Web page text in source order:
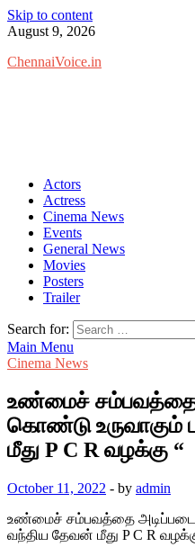
Skip to content
August 9, 2026
ChennaiVoice.in
Actors
Actress
Cinema News
Events
General News
Movies
Posters
Trailer
Search for:
Main Menu
Cinema News
உண்மைச் சம்பவத்தை
கொண்டு உருவாகும்
மீது P C R வழக்கு “
October 11, 2022 - by admin
உண்மைச் சம்பவத்தை
வந்திய தேவன் மீது P C R